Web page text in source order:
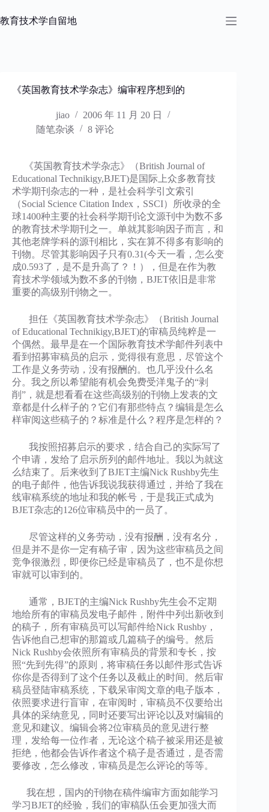
过
教育技术学自留地
《英国教育技术学杂志》编审程序想到的
jiao
2006 年 11 月 20 日
随笔杂谈
8 评论
《英国教育技术学杂志》（British Journal of
Educational Technikigy,BJET)是国际上众多教育技
术学期刊杂志的一种，是社会科学引文索引
（Social Science Citation Index，SSCI）所收录的全
球1400种主要的社会科学期刊论文源刊中为数不多
的教育技术学期刊之一。单就其影响因子而言，和
其他老牌学科的源刊相比，实在算不得多有影响的
刊物。尽管其影响因子只有0.31(今天一看，怎么变
成0.593了，是不是升高了？！），但是在作为教
育技术学领域为数不多的刊物，BJET依旧是非常
重要的高级别刊物之一。
担任《英国教育技术学杂志》（British Journal
of Educational Technikigy,BJET)的审稿员纯粹是一
个偶然。最早是在一个国际教育技术学邮件列表中
看到招募审稿员的启示，觉得很有意思，尽管这个
工作是义务劳动，没有报酬的。也几乎没什么名
分。我之所以希望能有机会免费受洋鬼子的“剥
削”，就是想看看在这些高级别的刊物上发表的文
章都是什么样子的？它们有那些特点？编辑是怎么
样审阅这些稿子的？标准是什么？程序是怎样的？
我按照招募启示的要求，结合自己的实际写了
个申请，发给了启示所列的邮件地址。我以为就这
么结束了。后来收到了BJET主编Nick Rushby先生
的电子邮件，他告诉我说我获得通过，并给了我在
线审稿系统的地址和我的帐号，于是我正式成为
BJET杂志的126位审稿员中的一员了。
尽管这样的义务劳动，没有报酬，没有名分，
但是并不是你一定有稿子审，因为这些审稿员之间
竞争很激烈，即便你已经是审稿员了，也不是你想
审就可以审到的。
通常，BJET的主编Nick Rushby先生会不定期
地给所有的审稿员发电子邮件，附件中列出新收到
的稿子，所有审稿员可以写邮件给Nick Rushby，
告诉他自己想审的那篇或几篇稿子的编号。然后
Nick Rushby会依照所有审稿员的背景和专长，按
照“先到先得”的原则，将审稿任务以邮件形式告诉
你你是否得到了这个任务以及截止的时间。然后审
稿员登陆审稿系统，下载呆审阅文章的电子版本，
依照要求进行盲审，在审阅时，审稿员不仅要给出
具体的采纳意见，同时还要写出评论以及对编辑的
意见和建议。编辑会将2位审稿员的意见进行整
理，发给每一位作者，无论这个稿子被采用还是被
拒绝，他都会告诉作者这个稿子是否通过，是否需
要修改，怎么修改，审稿员是怎么评论的等等。
我在想，国内的刊物在稿件编审方面如能学习
学习BJET的经验，我们的审稿队伍会更加强大而